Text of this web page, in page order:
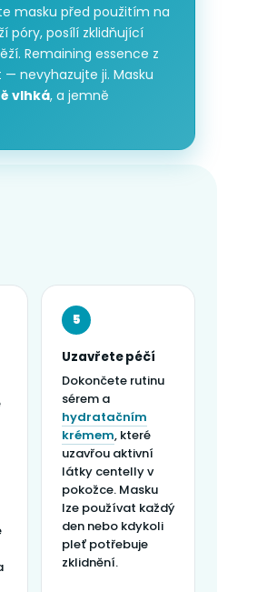
masku před použitím na
póry, posílí zklidňující
Remaining essence z
nevyhazujte ji. Masku
vlhká, a jemně
5
Uzavřete péčí
Dokončete rutinu
sérem a
hydratačním
krémem, které
uzavřou aktivní
látky centelly v
pokožce. Masku
lze používat každý
den nebo kdykoli
pleť potřebuje
zklidnění.